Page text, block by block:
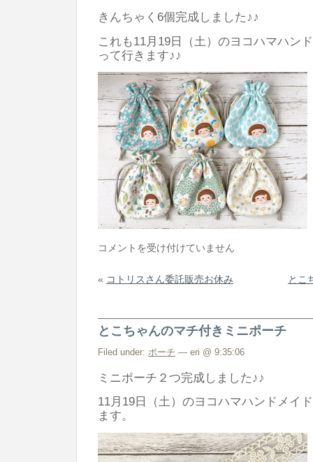
チ
ワ
ー
ポ
ー
チ
きんちゃく6個完成しました♪♪
これも11月19日（土）のヨコハマハン
って行きます♪♪
と
ち
ん
の
丸
き
ん
ち
ゃ
コメントを受け付けていません
« コトリスさん委託販売お休み とこ
とこちゃんのマチ付きミニポーチ
Filed under: ポーチ — eri @ 9:35:06
ミニポーチ２つ完成しました♪♪
11月19日（土）のヨコハマハンドメイ
ます。